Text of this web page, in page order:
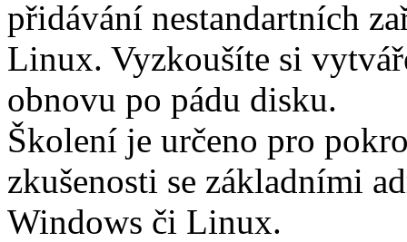
přidávání nestandartních
Linux. Vyzkoušíte si
obnovu po pádu disku.
Školení je určeno pro
zkušenosti se základními
Windows či Linux.